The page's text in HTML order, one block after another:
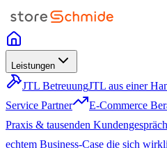
Leistungen
JTL BetreuungJTL aus einer
Service Partner
E-Commerce
Praxis & tausenden
echtem Business-Case die sich